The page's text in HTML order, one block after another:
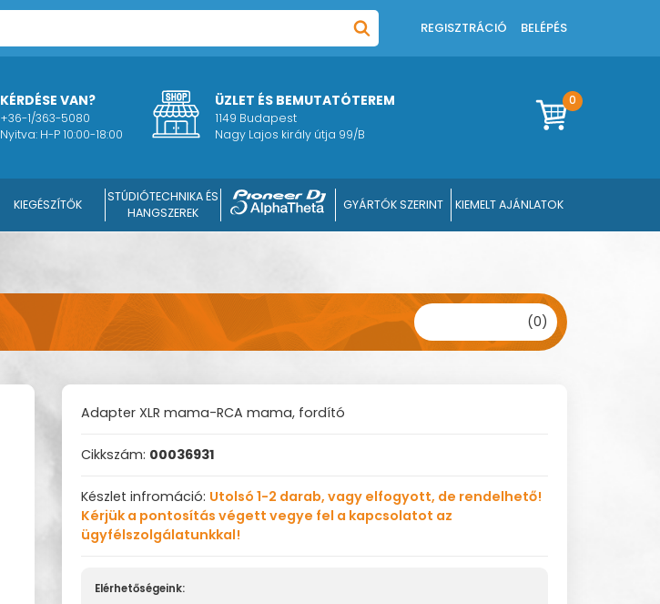
REGISZTRÁCIÓ BELÉPÉS
KÉRDÉSE VAN?
+36-1/363-5080
Nyitva: H-P 10:00-18:00
ÜZLET ÉS BEMUTATÓTEREM
1149 Budapest
Nagy Lajos király útja 99/B
0
KIEGÉSZÍTŐK
STÚDIÓTECHNIKA ÉS
HANGSZEREK
GYÁRTÓK SZERINT KIEMELT AJÁNLATOK
(0)
Adapter XLR mama-RCA mama, fordító
Cikkszám: 00036931
Készlet infromáció: Utolsó 1-2 darab, vagy elfogyott, de rendelhető!
Kérjük a pontosítás végett vegye fel a kapcsolatot az
ügyfélszolgálatunkkal!
Elérhetőségeink: